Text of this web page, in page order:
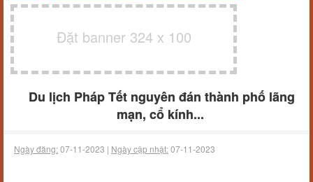
Đặt banner 324 x 100
Du lịch Pháp Tết nguyên đán thành phố lãng
mạn, cổ kính...
Ngày đăng:07-11-2023 | Ngày cập nhật:07-11-2023